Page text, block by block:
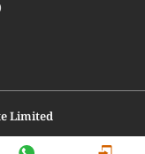
Limited